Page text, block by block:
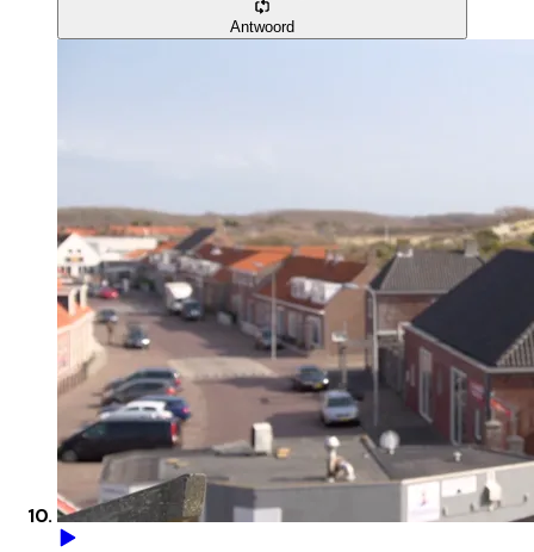
Antwoord